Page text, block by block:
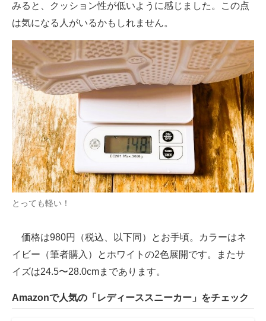
みると、クッション性が低いように感じました。この点
は気になる人がいるかもしれません。
とっても軽い！
価格は980円（税込、以下同）とお手頃。カラーはネ
イビー（筆者購入）とホワイトの2色展開です。またサ
イズは24.5〜28.0cmまであります。
Amazonで人気の「レディーススニーカー」をチェック